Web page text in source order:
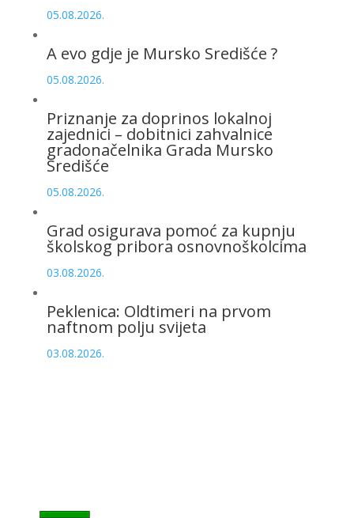
05.08.2026.
A evo gdje je Mursko Središće ?
05.08.2026.
Priznanje za doprinos lokalnoj
zajednici – dobitnici zahvalnice
gradonačelnika Grada Mursko
Središće
05.08.2026.
Grad osigurava pomoć za kupnju
školskog pribora osnovnoškolcima
03.08.2026.
Peklenica: Oldtimeri na prvom
naftnom polju svijeta
03.08.2026.